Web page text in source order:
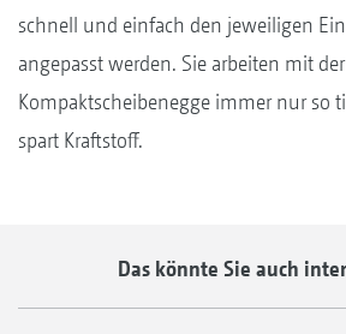
schnell und einfach den jeweiligen
angepasst werden. Sie arbeiten mit der
Kompaktscheibenegge immer nur so
spart Kraftstoff.
Das könnte Sie auch